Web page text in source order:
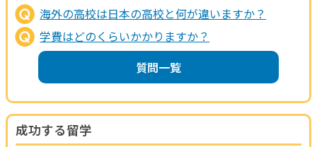
海外の高校は日本の高校と何が違いますか？
学費はどのくらいかかりますか？
質問一覧
成功する留学